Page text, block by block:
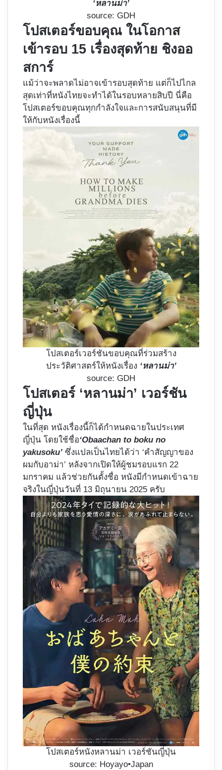
‘หลานม่า’
source: GDH
โปสเตอร์ขอบคุณ ในโอกาส
เข้ารอบ 15 เรื่องสุดท้าย ชิงออ
สการ์
แม้ว่าจะพลาดไม่อาจเข้ารอบสุดท้าย แต่ก็ไปไกล
สุดเท่าที่หนังไทยจะทำได้ในรอบหลายสิบปี นี่คือ
โปสเตอร์ขอบคุณทุกกำลังใจและการสนับสนุนที่มี
ให้กับหนังเรื่องนี้
โปสเตอร์เวอร์ชันขอบคุณที่ร่วมสร้าง
ประวัติศาสตร์ให้หนังเรื่อง ‘หลานม่า’
source: GDH
โปสเตอร์ ‘หลานม่า’ เวอร์ชัน
ญี่ปุ่น
ในที่สุด หนังเรื่องนี้ก็ได้กำหนดฉายในประเทศ
ญี่ปุ่น โดยใช้ชื่อ‘Obaachan to boku no
yakusoku’ ซึ่งแปลเป็นไทยได้ว่า ‘คำสัญญาของ
ผมกับอาม่า’ หลังจากเปิดให้ผู้ชมรอบแรก 22
มกราคม แล้วช่วยกันตั้งชื่อ หนังมีกำหนดเข้าฉาย
จริงในญี่ปุ่นวันที่ 13 มิถุนายน 2025 ครับ
โปสเตอร์หนังหลานม่า เวอร์ชันญี่ปุ่น
source: Hoyayo•Japan